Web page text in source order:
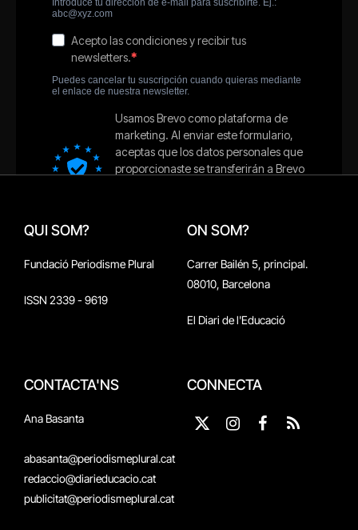
QUI SOM?
Fundació Periodisme Plural
ISSN 2339 - 9619
ON SOM?
Carrer Bailén 5, principal.
08010, Barcelona
El Diari de l'Educació
CONTACTA'NS
Ana Basanta
abasanta@periodismeplural.cat
redaccio@diarieducacio.cat
publicitat@periodismeplural.cat
CONNECTA
X
Instagram
Facebook
RSS